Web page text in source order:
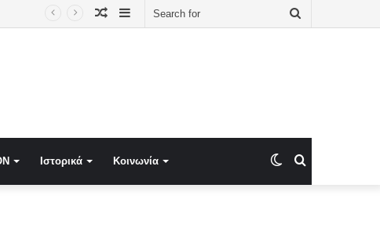
Sidebar
Random
Ιστορικά Κοινωνία Switch